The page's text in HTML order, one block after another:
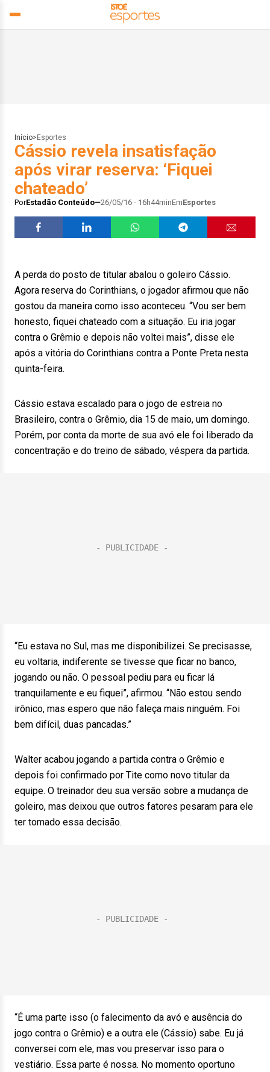
Início> Esportes
Cássio revela insatisfação
após virar reserva: ‘Fiquei
chateado’
PorEstadão Conteúdo 26/05/16 - 16h44minEmEsportes
A perda do posto de titular abalou o goleiro Cássio.
Agora reserva do Corinthians, o jogador afirmou que não
gostou da maneira como isso aconteceu. “Vou ser bem
honesto, fiquei chateado com a situação. Eu iria jogar
contra o Grêmio e depois não voltei mais”, disse ele
após a vitória do Corinthians contra a Ponte Preta nesta
quinta-feira.
Cássio estava escalado para o jogo de estreia no
Brasileiro, contra o Grêmio, dia 15 de maio, um domingo.
Porém, por conta da morte de sua avó ele foi liberado da
concentração e do treino de sábado, véspera da partida.
“Eu estava no Sul, mas me disponibilizei. Se precisasse,
eu voltaria, indiferente se tivesse que ficar no banco,
jogando ou não. O pessoal pediu para eu ficar lá
tranquilamente e eu fiquei”, afirmou. “Não estou sendo
irônico, mas espero que não faleça mais ninguém. Foi
bem difícil, duas pancadas.”
Walter acabou jogando a partida contra o Grêmio e
depois foi confirmado por Tite como novo titular da
equipe. O treinador deu sua versão sobre a mudança de
goleiro, mas deixou que outros fatores pesaram para ele
ter tomado essa decisão.
“É uma parte isso (o falecimento da avó e ausência do
jogo contra o Grêmio) e a outra ele (Cássio) sabe. Eu já
conversei com ele, mas vou preservar isso para o
vestiário. Essa parte é nossa. No momento oportuno